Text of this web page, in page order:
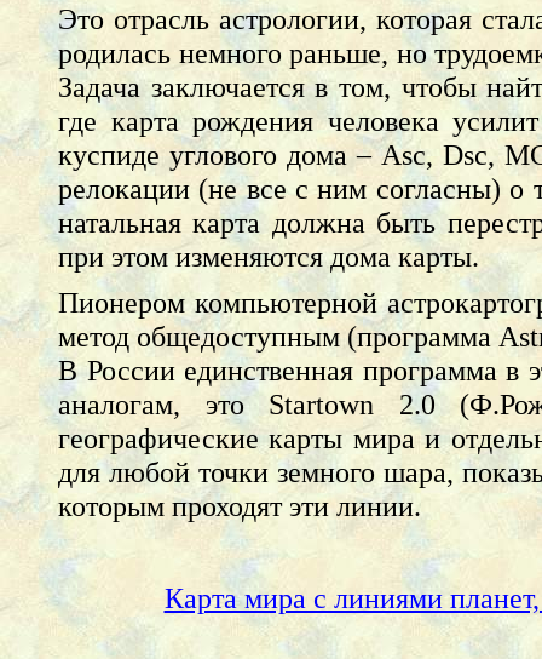
Это отрасль астрологии, которая
родилась немного раньше, но
Задача заключается в том, чтобы
где карта рождения человека
куспиде углового дома – Asc, Dsc,
релокации (не все с ним согласны) о
натальная карта должна быть
при этом изменяются дома карты.
Пионером компьютерной
метод общедоступным (программа
В России единственная программа
аналогам, это Startown 2.0
географические карты мира и
для любой точки земного шара,
которым проходят эти линии.
Карта мира с линиями